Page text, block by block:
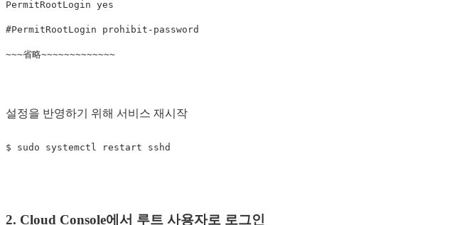
PermitRootLogin yes
#PermitRootLogin prohibit-password
설정을 반영하기 위해 서비스 재시작
2. Cloud Console에서 루트 사용자로 로그인